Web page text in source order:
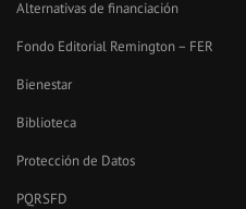
Alternativas de financiación
Fondo Editorial Remington – FER
Bienestar
Biblioteca
Protección de Datos
PQRSFD